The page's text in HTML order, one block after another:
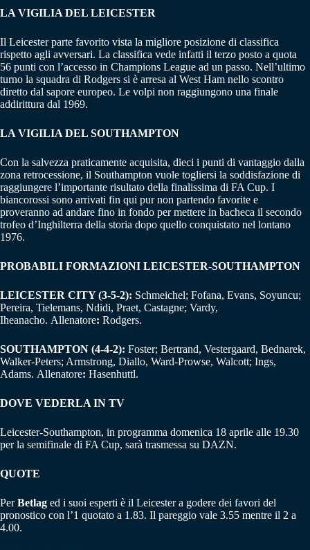
LA VIGILIA DEL LEICESTER
Il Leicester parte favorito vista la migliore posizione di classifica
rispetto agli avversari. La classifica vede infatti il terzo posto a quota
56 punti con l’accesso in Champions League ad un passo. Nell’ultimo
turno la squadra di Rodgers si è arresa al West Ham nello scontro
diretto dal sapore europeo. Le volpi non raggiungono una finale
addirittura dal 1969.
LA VIGILIA DEL SOUTHAMPTON
Con la salvezza praticamente acquisita, dieci i punti di vantaggio dalla
zona retrocessione, il Southampton vuole togliersi la soddisfazione di
raggiungere l’importante risultato della finalissima di FA Cup. I
biancorossi sono arrivati fin qui pur non partendo favorite e
proveranno ad andare fino in fondo per mettere in bacheca il secondo
trofeo d’Inghilterra della storia dopo quello conquistato nel lontano
1976.
PROBABILI FORMAZIONI LEICESTER-SOUTHAMPTON
LEICESTER CITY (3-5-2): Schmeichel; Fofana, Evans, Soyuncu;
Pereira, Tielemans, Ndidi, Praet, Castagne; Vardy,
Iheanacho. Allenatore: Rodgers.
SOUTHAMPTON (4-4-2): Foster; Bertrand, Vestergaard, Bednarek,
Walker-Peters; Armstrong, Diallo, Ward-Prowse, Walcott; Ings,
Adams. Allenatore: Hasenhuttl.
DOVE VEDERLA IN TV
Leicester-Southampton, in programma domenica 18 aprile alle 19.30
per la semifinale di FA Cup, sarà trasmessa su DAZN.
QUOTE
PerBetlag ed i suoi esperti è il Leicester a godere dei favori del
pronostico con l’1 quotato a 1.83. Il pareggio vale 3.55 mentre il 2 a
4.00.